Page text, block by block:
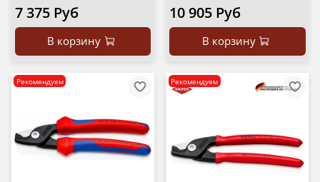
7 375 Руб
В корзину
10 905 Руб
В корзину
Рекомендуем Рекомендуем